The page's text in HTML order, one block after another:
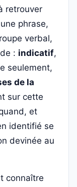
retrouver
phrase,
verbal,
: indicatif,
seulement,
de la
sur cette
et
identifié se
devinée au
connaître